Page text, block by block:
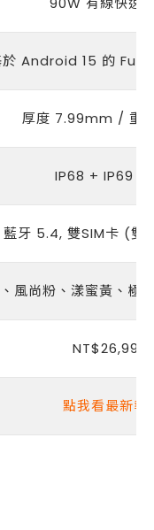
於 Android 15 的
厚度 7.99mm / 重
IP68 + IP69
牙 5.4, 雙SIM卡 (雙
風尚粉、漾蜜黃、極
NT$26,990
點我看最新報